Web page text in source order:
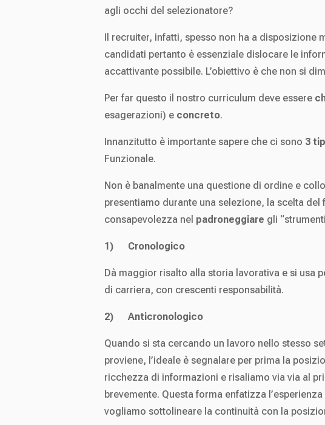
agli occhi del selezionatore?
Il recruiter, infatti, spesso non ha a disposizione
candidati pertanto è essenziale dislocare le
accattivante possibile. L’obiettivo è che non si
Per far questo il nostro curriculum deve essere
esagerazioni) e concreto.
Innanzitutto è importante sapere che ci sono 3
Funzionale.
Non è banalmente una questione di ordine e
presentiamo durante una selezione, la scelta
consapevolezza nel padroneggiare gli
1) Cronologico
Dà maggior risalto alla storia lavorativa e si usa
di carriera, con crescenti responsabilità.
2) Anticronologico
Quando si sta cercando un lavoro nello stesso
proviene, l’ideale è segnalare per prima la
ricchezza di informazioni e risaliamo via via al
brevemente. Questa forma enfatizza
vogliamo sottolineare la continuità con la